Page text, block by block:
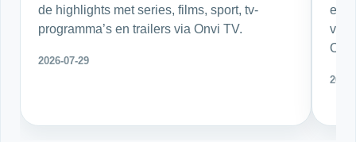
de highlights met series, films, sport, tv-
programma’s en trailers via Onvi TV.
2026-07-29
en